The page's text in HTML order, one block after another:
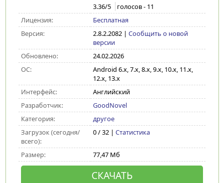
3.36/5 голосов - 11
Лицензия:
Бесплатная
Версия:
2.8.2.2082| Сообщить о новой
версии
Обновлено:
24.02.2026
ОС:
Android 6.x, 7.x, 8.x, 9.x, 10.x, 11.x,
12.x, 13.x
Интерфейс:
Английский
Разработчик:
GoodNovel
Категория:
другое
Загрузок (сегодня/
всего):
0 / 32 | Статистика
Размер: 77,47 Мб
СКАЧАТЬ